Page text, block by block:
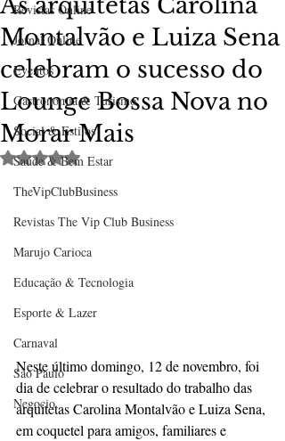
Revistas Online
Jornal Online
Eventos
Gastronomia & Turismo
Social & Estilos
Saúde & Bem Estar
TheVipClubBusiness
Revistas The Vip Club Business
Marujo Carioca
Educação & Tecnologia
Esporte & Lazer
Carnaval
São Paulo
Negocio
Montalvão e Luiza Sena
celebram o sucesso do
Lounge Bossa Nova no
Morar Mais
Avaliado com NaN de 5 estrelas.
Neste último domingo, 12 de novembro, foi
dia de celebrar o resultado do trabalho das
arquitetas Carolina Montalvão e Luiza Sena,
em coquetel para amigos, familiares e